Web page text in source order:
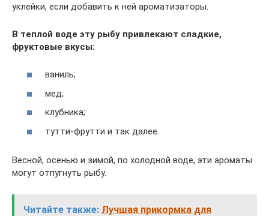
уклейки, если добавить к ней ароматизаторы.
В теплой воде эту рыбу привлекают сладкие,
фруктовые вкусы:
ваниль;
мед;
клубника;
тутти-фрутти и так далее.
Весной, осенью и зимой, по холодной воде, эти ароматы
могут отпугнуть рыбу.
Читайте также: Лучшая прикормка для